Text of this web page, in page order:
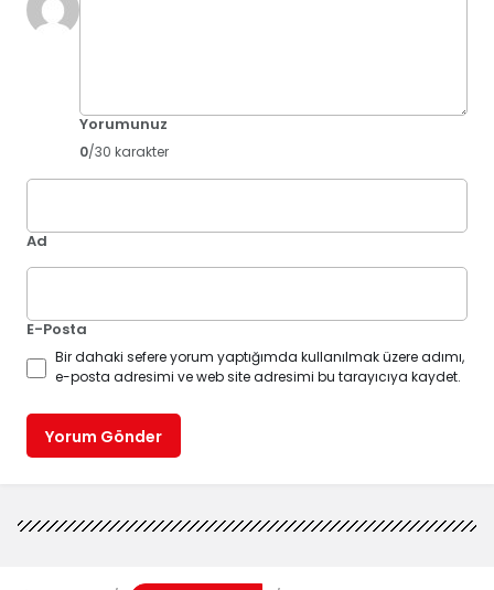
Yorumunuz
0/30 karakter
Ad
E-Posta
Bir dahaki sefere yorum yaptığımda kullanılmak üzere adımı,
e-posta adresimi ve web site adresimi bu tarayıcıya kaydet.
Yorum Gönder